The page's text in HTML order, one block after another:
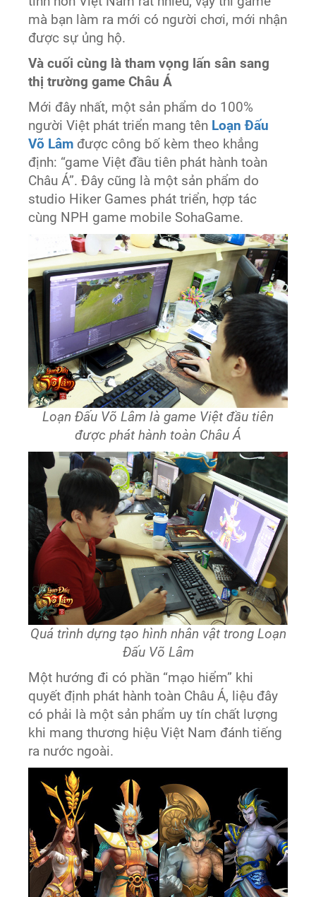
mà bạn làm ra mới có người chơi, mới nhận
được sự ủng hộ.
Và cuối cùng là tham vọng lấn sân sang
thị trường game Châu Á
Mới đây nhất, một sản phẩm do 100%
người Việt phát triển mang tên Loạn Đấu
Võ Lâm được công bố kèm theo khẳng
định: “game Việt đầu tiên phát hành toàn
Châu Á”. Đây cũng là một sản phẩm do
studio Hiker Games phát triển, hợp tác
cùng NPH game mobile SohaGame.
Loạn Đấu Võ Lâm là game Việt đầu tiên
được phát hành toàn Châu Á
Quá trình dựng tạo hình nhân vật trong Loạn
Đấu Võ Lâm
Một hướng đi có phần “mạo hiểm” khi
quyết định phát hành toàn Châu Á, liệu đây
có phải là một sản phẩm uy tín chất lượng
khi mang thương hiệu Việt Nam đánh tiếng
ra nước ngoài.